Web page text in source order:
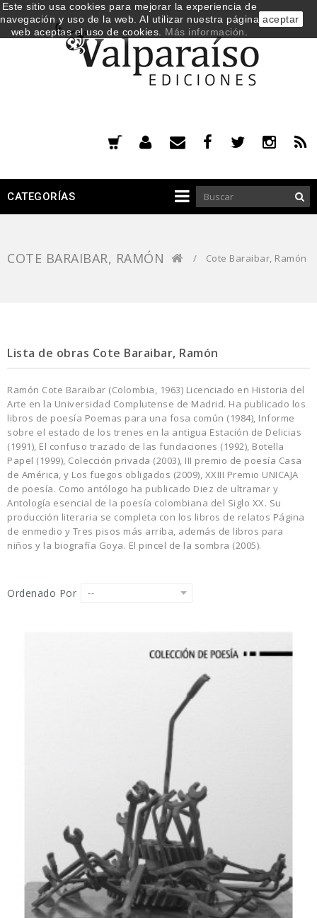
CATEGORÍAS
COTE BARAIBAR, RAMÓN / Cote Baraibar, Ramón
Lista de obras Cote Baraibar, Ramón
Ramón Cote Baraibar (Colombia, 1963) Licenciado en Historia del
Arte en la Universidad Complutense de Madrid. Ha publicado los
libros de poesía Poemas para una fosa común (1984), Informe
sobre el estado de los trenes en la antigua Estación de Delicias
(1991), El confuso trazado de las fundaciones (1992), Botella
Papel (1999), Colección privada (2003), III premio de poesía Casa
de América, y Los fuegos obligados (2009), XXIII Premio UNICAJA
de poesía. Como antólogo ha publicado Diez de ultramar y
Antología esencial de la poesía colombiana del Siglo XX. Su
producción literaria se completa con los libros de relatos Página
de enmedio y Tres pisos más arriba, además de libros para
niños y la biografía Goya. El pincel de la sombra (2005).
Ordenado Por --
Este sitio usa cookies para mejorar la experiencia de
navegación y uso de la web. Al utilizar nuestra página
web aceptas el uso de cookies. Más información
aceptar